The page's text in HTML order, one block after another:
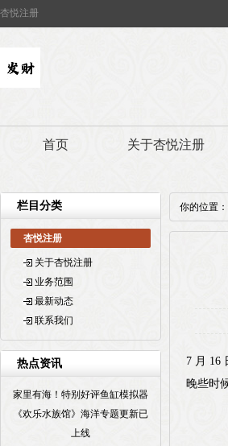
杏悦注册
首页 关于杏悦注册
栏目分类
杏悦注册
关于杏悦注册
业务范围
最新动态
联系我们
热点资讯
家里有海！特别好评鱼缸模拟器
《欢乐水族馆》海洋专题更新已
上线
你的位置：
7 月 16
晚些时